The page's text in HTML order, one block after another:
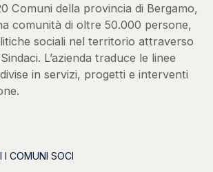
Comuni della provincia di Bergamo,
comunità di oltre 50.000 persone,
sociali nel territorio attraverso
L’azienda traduce le linee
in servizi, progetti e interventi
COMUNI SOCI